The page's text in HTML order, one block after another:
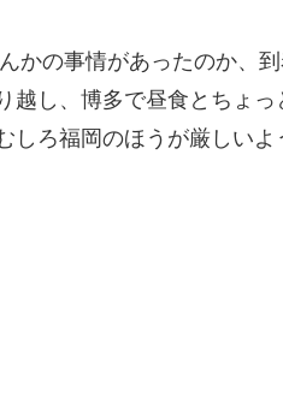
かの事情があったのか、
越し、博多で昼食とちょっ
しろ福岡のほうが厳しい